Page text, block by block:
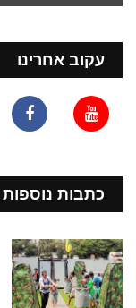
עקוב אחרינו
כתבות נוספות